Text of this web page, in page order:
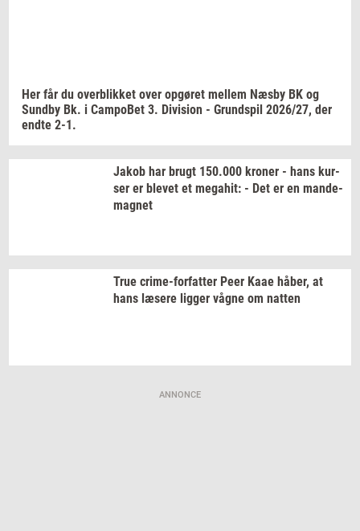
Her får du over­blik­ket over op­gø­ret mel­lem Næsby BK og
Sund­by Bk. i Cam­po­Bet 3. Di­vi­sion - Grund­spil 2026/27, der
endte 2-1.
Jakob har brugt 150.000 kro­ner - hans kur­
ser er ble­vet et me­ga­hit: - Det er en mande-​
magnet
True crime-​forfatter Peer Kaae håber, at
hans læ­se­re lig­ger vågne om nat­ten
ANNONCE